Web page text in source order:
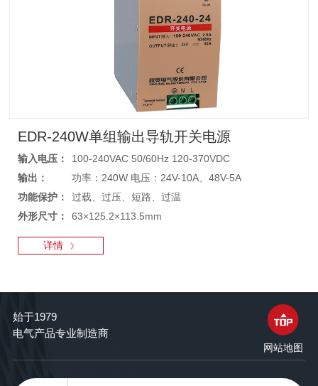
EDR-240W单组输出导轨开关电源
输入电压：
100-240VAC 50/60Hz 120-370VDC
输出：
功率：240W 电压：24V-10A、48V-5A
功能保护：
过载、过压、短路、过温
外形尺寸：
63×125.2×113.5mm
详情 》
始于1979
电气产品专业制造商
网站地图